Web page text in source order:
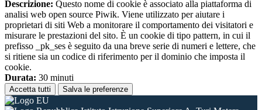
Descrizione: Questo nome di cookie è associato alla piattaforma di
analisi web open source Piwik. Viene utilizzato per aiutare i
proprietari di siti Web a monitorare il comportamento dei visitatori e
misurare le prestazioni del sito. È un cookie di tipo pattern, in cui il
prefisso _pk_ses è seguito da una breve serie di numeri e lettere, che
si ritiene sia un codice di riferimento per il dominio che imposta il
cookie.
Durata: 30 minuti
Accetta tutti Salva le preferenze